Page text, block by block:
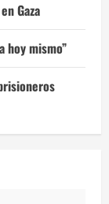
Gaza
hoy mismo”